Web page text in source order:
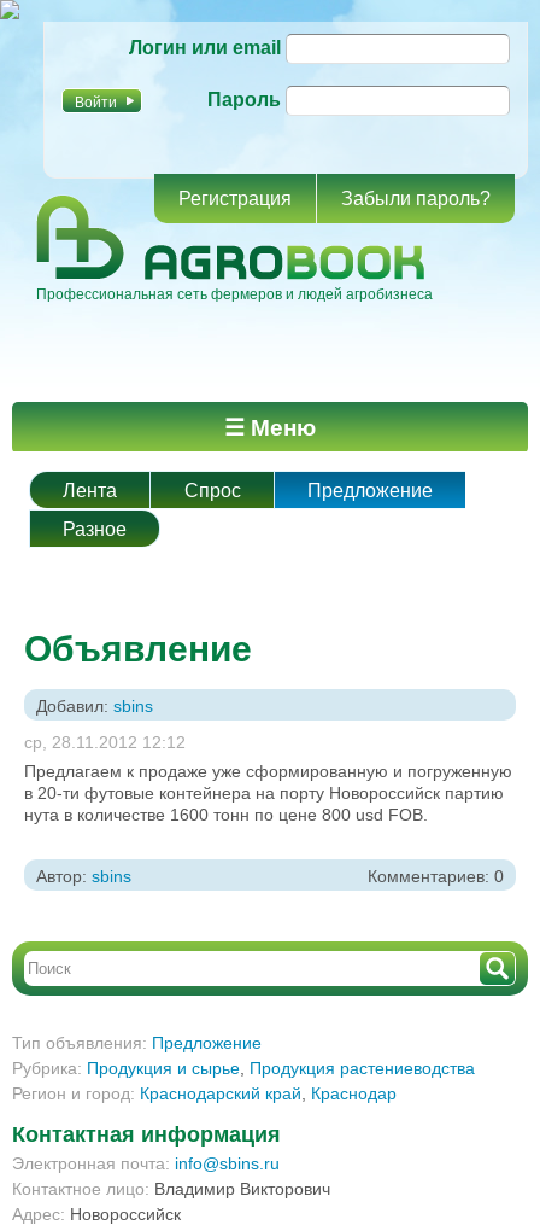
основному
Логин или email
Пароль
Регистрация Забыли пароль?
Профессиональная сеть фермеров и людей агробизнеса
Главное меню ☰ Меню
Лента Спрос
Предложение
Разное
Объявление
Добавил: sbins
ср, 28.11.2012 12:12
Предлагаем к продаже уже сформированную и погруженную
в 20-ти футовые контейнера на порту Новороссийск партию
нута в количестве 1600 тонн по цене 800 usd FOB.
Автор: sbins Комментариев: 0
Тип объявления: Предложение
Рубрика: Продукция и сырье Продукция растениеводства
Регион и город: Краснодарский край Краснодар
Контактная информация
Электронная почта: info@sbins.ru
Контактное лицо: Владимир Викторович
Адрес: Новороссийск